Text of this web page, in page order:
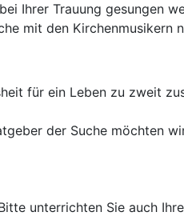
Ihrer Trauung gesungen
mit den Kirchenmusikern
für ein Leben zu zweit
der Suche möchten
unterrichten Sie auch